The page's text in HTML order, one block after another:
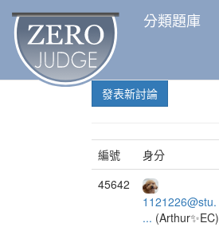
分類題庫
發表新討論
編號 身分
45642
1121226@stu.
... (Arthur✨EC)